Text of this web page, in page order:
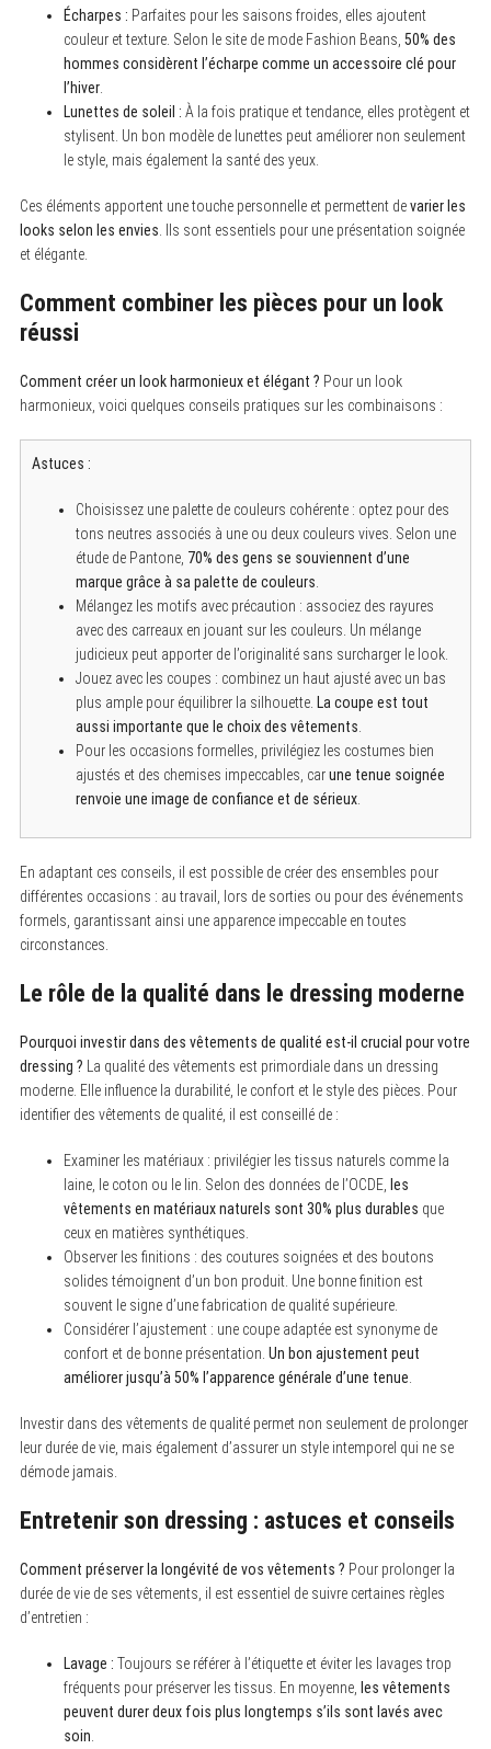
Écharpes : Parfaites pour les saisons froides, elles ajoutent
couleur et texture. Selon le site de mode Fashion Beans, 50% des
hommes considèrent l’écharpe comme un accessoire clé pour
l’hiver.
Lunettes de soleil : À la fois pratique et tendance, elles protègent et
stylisent. Un bon modèle de lunettes peut améliorer non seulement
le style, mais également la santé des yeux.
Ces éléments apportent une touche personnelle et permettent devarier les
looks selon les envies . Ils sont essentiels pour une présentation soignée
et élégante.
Comment combiner les pièces pour un look
réussi
Comment créer un look harmonieux et élégant ? Pour un look
harmonieux, voici quelques conseils pratiques sur les combinaisons :
Astuces :
Choisissez une palette de couleurs cohérente : optez pour des
tons neutres associés à une ou deux couleurs vives. Selon une
étude de Pantone, 70% des gens se souviennent d’une
marque grâce à sa palette de couleurs
Mélangez les motifs avec précaution : associez des rayures
avec des carreaux en jouant sur les couleurs. Un mélange
judicieux peut apporter de l’originalité sans surcharger le look.
Jouez avec les coupes : combinez un haut ajusté avec un bas
plus ample pour équilibrer la silhouette. La coupe est tout
aussi importante que le choix des vêtements
Pour les occasions formelles, privilégiez les costumes bien
ajustés et des chemises impeccables, carune tenue soignée
renvoie une image de confiance et de sérieux.
En adaptant ces conseils, il est possible de créer des ensembles pour
différentes occasions : au travail, lors de sorties ou pour des événements
formels, garantissant ainsi une apparence impeccable en toutes
circonstances.
Le rôle de la qualité dans le dressing moderne
Pourquoi investir dans des vêtements de qualité est-il crucial pour votre
dressing ? La qualité des vêtements est primordiale dans un dressing
moderne. Elle influence la durabilité, le confort et le style des pièces. Pour
identifier des vêtements de qualité, il est conseillé de :
Examiner les matériaux : privilégier les tissus naturels comme la
laine, le coton ou le lin. Selon des données de l’OCDE, les
vêtements en matériaux naturels sont 30% plus durables que
ceux en matières synthétiques.
Observer les finitions : des coutures soignées et des boutons
solides témoignent d’un bon produit. Une bonne finition est
souvent le signe d’une fabrication de qualité supérieure.
Considérer l’ajustement : une coupe adaptée est synonyme de
confort et de bonne présentation. Un bon ajustement peut
améliorer jusqu’à 50% l’apparence générale d’une tenue
Investir dans des vêtements de qualité permet non seulement de prolonger
leur durée de vie, mais également d’assurer un style intemporel qui ne se
démode jamais.
Entretenir son dressing : astuces et conseils
Comment préserver la longévité de vos vêtements ? Pour prolonger la
durée de vie de ses vêtements, il est essentiel de suivre certaines règles
d’entretien :
Lavage : Toujours se référer à l’étiquette et éviter les lavages trop
fréquents pour préserver les tissus. En moyenne, les vêtements
peuvent durer deux fois plus longtemps s’ils sont lavés avec
soin
r
f
o
: